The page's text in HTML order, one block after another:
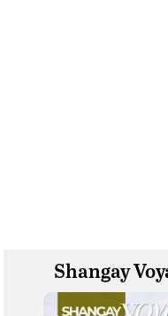
Shangay